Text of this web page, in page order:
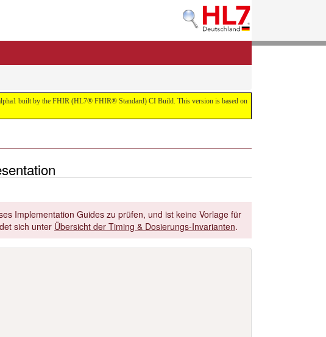
built by the FHIR (HL7® FHIR® Standard) CI Build. This version is based on
Implementation Guides zu prüfen, und ist keine Vorlage für
sich unter Übersicht der Timing & Dosierungs-Invarianten.